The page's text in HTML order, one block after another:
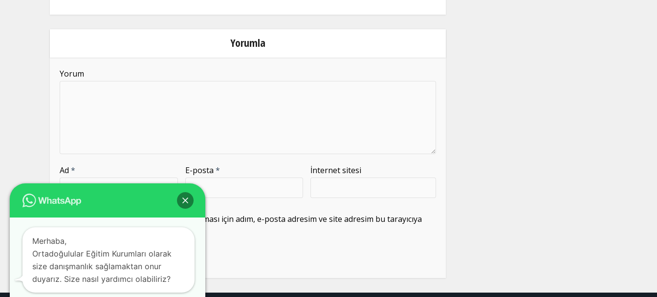
left
Yorumla
Yorum
Ad * E-posta * İnternet sitesi
Daha sonraki yorumlarımda kullanılması için adım, e-posta adresim ve site adresim bu tarayıcıya
Merhaba,
Ortadoğulular Eğitim Kurumları olarak
size danışmanlık sağlamaktan onur
duyarız. Size nasıl yardımcı olabiliriz?